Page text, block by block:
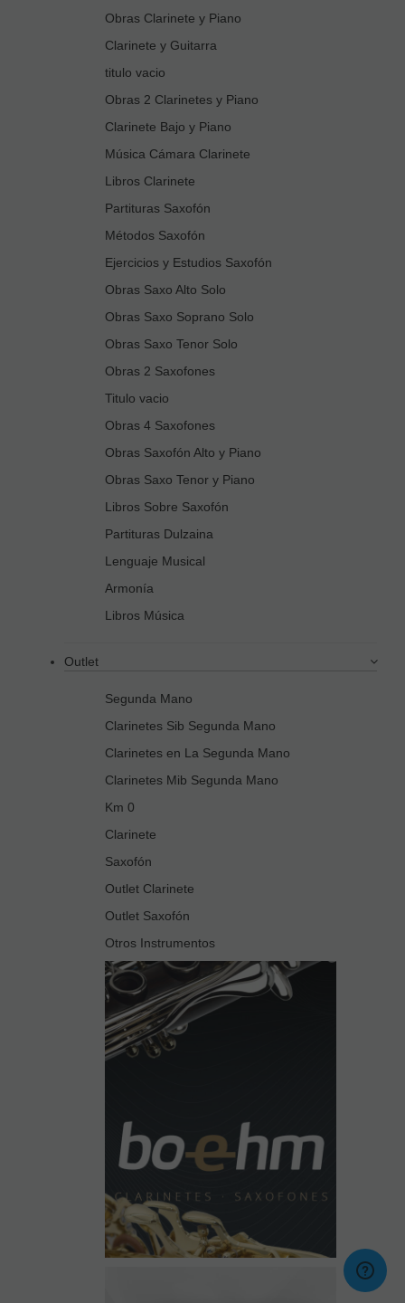
Obras Clarinete y Piano
Clarinete y Guitarra
titulo vacio
Obras 2 Clarinetes y Piano
Clarinete Bajo y Piano
Música Cámara Clarinete
Libros Clarinete
Partituras Saxofón
Métodos Saxofón
Ejercicios y Estudios Saxofón
Obras Saxo Alto Solo
Obras Saxo Soprano Solo
Obras Saxo Tenor Solo
Obras 2 Saxofones
Titulo vacio
Obras 4 Saxofones
Obras Saxofón Alto y Piano
Obras Saxo Tenor y Piano
Libros Sobre Saxofón
Partituras Dulzaina
Lenguaje Musical
Armonía
Libros Música
Outlet
Segunda Mano
Clarinetes Sib Segunda Mano
Clarinetes en La Segunda Mano
Clarinetes Mib Segunda Mano
Km 0
Clarinete
Saxofón
Outlet Clarinete
Outlet Saxofón
Otros Instrumentos